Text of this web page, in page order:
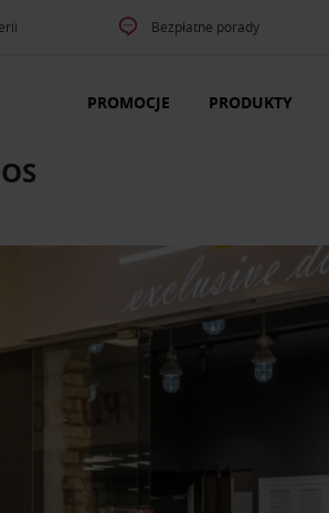
Bezpłatne porady
PROMOCJE PRODUKTY